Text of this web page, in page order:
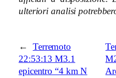
ulteriori analisi
←
Terremoto
22:53:13 M3.1
epicentro “4 km N